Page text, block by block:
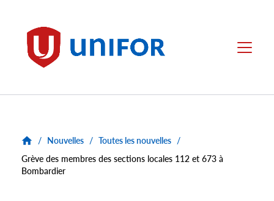
Unifor Menu
/ Nouvelles / Toutes les nouvelles /
Grève des membres des sections locales 112 et 673 à
Bombardier